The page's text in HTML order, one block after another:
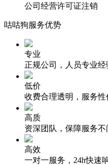
公司经营许可证注销
咕咕狗服务优势
专业
正规公司，人员专业经
低价
收费合理透明，服务性
高质
资深团队，保障服务不
高效
一对一服务，24h快速